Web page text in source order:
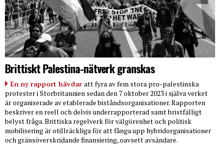
Brittiskt Palestina-nätverk granskas
En ny rapport hävdar att fyra av fem stora pro-palestinska
protester i Storbritannien sedan den 7 oktober 2023 i själva verket
är organiserade av etablerade biståndsorganisationer. Rapporten
beskriver en reell och delvis underrapporterad samt bristfälligt
belyst fråga. Brittiska regelverk för välgörenhet och politisk
mobilisering är otillräckliga för att fånga upp hybridorganisationer
och gränsöverskridande finansiering, oavsett avsändare.